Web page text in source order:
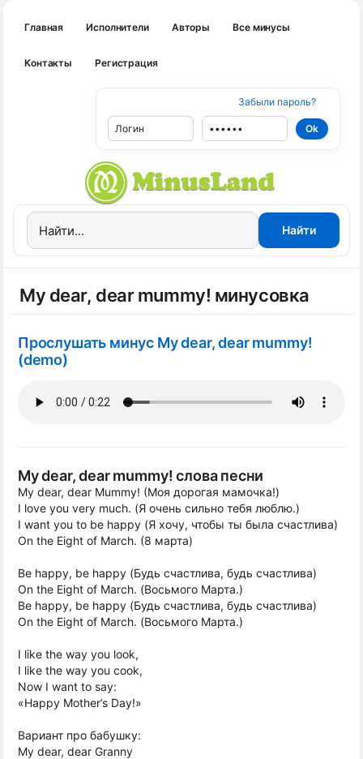
Главная Исполнители Авторы Все минусы
Контакты Регистрация
Забыли пароль?
My dear, dear mummy! минусовка
Прослушать минус My dear, dear mummy!
(demo)
My dear, dear mummy! слова песни
My dear, dear Mummy! (Моя дорогая мамочка!)
I love you very much. (Я очень сильно тебя люблю.)
I want you to be happy (Я хочу, чтобы ты была счастлива)
On the Eight of March. (8 марта)
Be happy, be happy (Будь счастлива, будь счастлива)
On the Eight of March. (Восьмого Марта.)
Be happy, be happy (Будь счастлива, будь счастлива)
On the Eight of March. (Восьмого Марта.)
I like the way you look,
I like the way you cook,
Now I want to say:
«Happy Mother’s Day!»
Вариант про бабушку:
My dear, dear Granny